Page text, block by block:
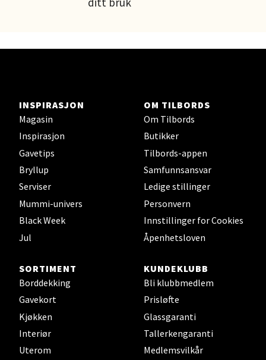
INSPIRASJON
Magasin
Inspirasjon
Gavetips
Bryllup
Serviser
Mummi-univers
Black Week
Jul
OM TILBORDS
Om Tilbords
Butikker
Tilbords-appen
Samfunnsansvar
Ledige stillinger
Personvern
Innstillinger for Cookies
Åpenhetsloven
SORTIMENT
Borddekking
Gavekort
Kjøkken
Interiør
Uterom
KUNDEKLUBB
Bli klubbmedlem
Prisløfte
Glassgaranti
Tallerkengaranti
Medlemsvilkår